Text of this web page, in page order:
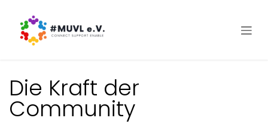
Die Kraft der
Community